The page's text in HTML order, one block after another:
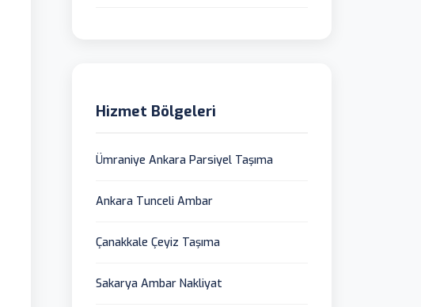
Hizmet Bölgeleri
Ümraniye Ankara Parsiyel Taşıma
Ankara Tunceli Ambar
Çanakkale Çeyiz Taşıma
Sakarya Ambar Nakliyat